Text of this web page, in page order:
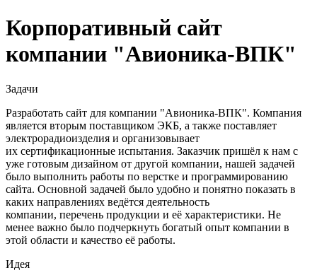
Корпоративный сайт
компании "Авионика-ВПК"
Задачи
Разработать сайт для компании "Авионика-ВПК". Компания
является вторым поставщиком ЭКБ, а также поставляет
электрорадиоизделия и организовывает
их сертификационные испытания. Заказчик пришёл к нам с
уже готовым дизайном от другой компании, нашей задачей
было выполнить работы по верстке и программированию
сайта. Основной задачей было удобно и понятно показать в
каких направлениях ведётся деятельность
компании, перечень продукции и её характеристики. Не
менее важно было подчеркнуть богатый опыт компании в
этой области и качество её работы.
Идея